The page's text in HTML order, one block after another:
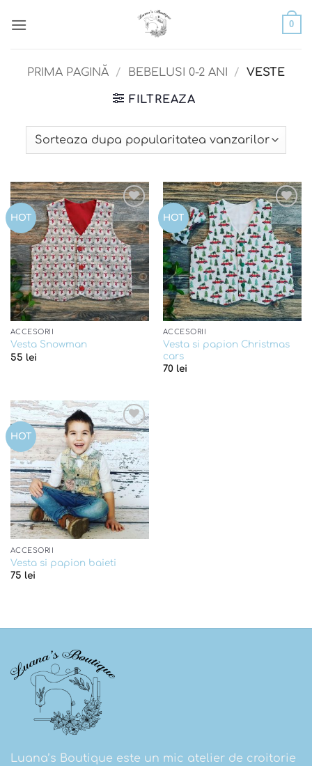
0
PRIMA PAGINĂ / BEBELUSI 0-2 ANI / VESTE
FILTREAZA
HOT
Add to
wishlist
ACCESORII
Vesta Snowman
55 lei
HOT
Add to
wishlist
ACCESORII
Vesta si papion Christmas
cars
70 lei
HOT
Add to
wishlist
ACCESORII
Vesta si papion baieti
75 lei
Luana’s Boutique este un mic atelier de croitorie